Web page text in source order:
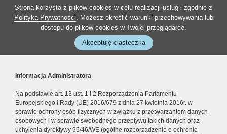
Strona korzysta z plików cookies w celu realizacji usług i zgodnie z
Polityką Prywatności. Możesz określić warunki przechowywania lub
dostępu do plików cookies w Twojej przeglądarce.
Akceptuję ciasteczka
Informacja Administratora
Na podstawie art. 13 ust. 1 i 2 Rozporządzenia Parlamentu
Europejskiego i Rady (UE) 2016/679 z dnia 27 kwietnia 2016r. w
sprawie ochrony osób fizycznych w związku z przetwarzaniem danych
osobowych i w sprawie swobodnego przepływu takich danych oraz
uchylenia dyrektywy 95/46/WE (ogólne rozporządzenie o ochronie